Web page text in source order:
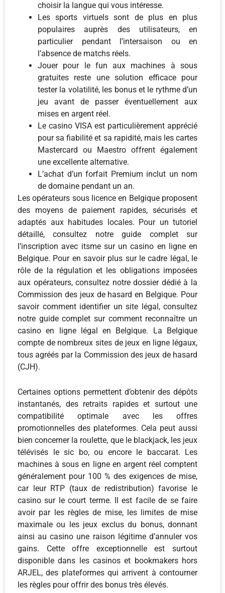
choisir la langue qui vous intéresse.
Les sports virtuels sont de plus en plus
populaires auprès des utilisateurs, en
particulier pendant l’intersaison ou en
l’absence de matchs réels.
Jouer pour le fun aux machines à sous
gratuites reste une solution efficace pour
tester la volatilité, les bonus et le rythme d’un
jeu avant de passer éventuellement aux
mises en argent réel.
Le casino VISA est particulièrement apprécié
pour sa fiabilité et sa rapidité, mais les cartes
Mastercard ou Maestro offrent également
une excellente alternative.
L’achat d’un forfait Premium inclut un nom
de domaine pendant un an.
Les opérateurs sous licence en Belgique proposent
des moyens de paiement rapides, sécurisés et
adaptés aux habitudes locales. Pour un tutoriel
détaillé, consultez notre guide complet sur
l’inscription avec itsme sur un casino en ligne en
Belgique. Pour en savoir plus sur le cadre légal, le
rôle de la régulation et les obligations imposées
aux opérateurs, consultez notre dossier dédié à la
Commission des jeux de hasard en Belgique. Pour
savoir comment identifier un site légal, consultez
notre guide complet sur comment reconnaître un
casino en ligne légal en Belgique. La Belgique
compte de nombreux sites de jeux en ligne légaux,
tous agréés par la Commission des jeux de hasard
(CJH).
Certaines options permettent d’obtenir des dépôts
instantanés, des retraits rapides et surtout une
compatibilité optimale avec les offres
promotionnelles des plateformes. Cela peut aussi
bien concerner la roulette, que le blackjack, les jeux
télévisés le sic bo, ou encore le baccarat. Les
machines à sous en ligne en argent réel comptent
généralement pour 100 % des exigences de mise,
car leur RTP (taux de redistribution) favorise le
casino sur le court terme. Il est facile de se faire
avoir par les règles de mise, les limites de mise
maximale ou les jeux exclus du bonus, donnant
ainsi au casino une raison légitime d’annuler vos
gains. Cette offre exceptionnelle est surtout
disponible dans les casinos et bookmakers hors
ARJEL, des plateformes qui arrivent à contourner
les règles pour offrir des bonus très élevés.